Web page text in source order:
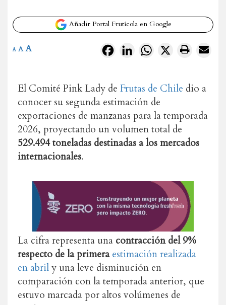
Añadir Portal Frutícola en Google
FacebookLinkedInWhatsApp
X
A A A
El Comité Pink Lady de Frutas de Chile dio a
conocer su segunda estimación de
exportaciones de manzanas para la temporada
2026, proyectando un volumen total de
529.494 toneladas destinadas a los mercados
internacionales.
La cifra representa una contracción del 9%
respecto de la primera estimación realizada
en abrily una leve disminución en
comparación con la temporada anterior, que
estuvo marcada por altos volúmenes de